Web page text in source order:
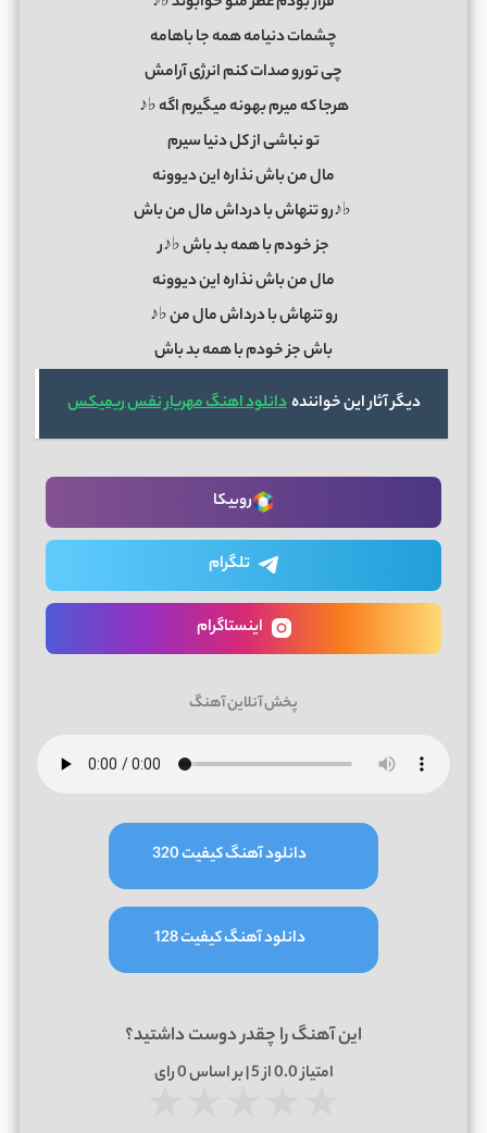
چشمات دنیامه همه جا باهامه
چی تورو صدات کنم انرژی آرامش
هرجا که میرم بهونه میگیرم اگه ♭♪
تو نباشی از کل دنیا سیرم
مال من باش نذاره این دیوونه
♭♪رو تنهاش با درداش مال من باش
جز خودم با همه بد باش ♭♪ر
مال من باش نذاره این دیوونه
رو تنهاش با درداش مال من ♭♪
باش جز خودم با همه بد باش
دیگر آثار این خوانندهدانلود اهنگ مهریار نفس ریمیکس
روبیکا
تلگرام
اینستاگرام
پخش آنلاین آهنگ
دانلود آهنگ کیفیت 320
دانلود آهنگ کیفیت 128
این آهنگ را چقدر دوست داشتید؟
امتیاز0.0از 5 | بر اساس 0رای